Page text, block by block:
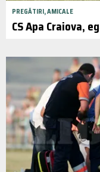
PREGĂTIRI, AMICALE
CS Apa Craiova,